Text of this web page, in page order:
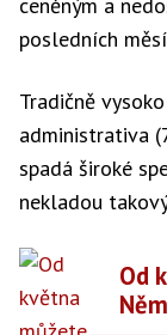
posledních
Tradičně
administrativa
spadá široké
nekladou
Od